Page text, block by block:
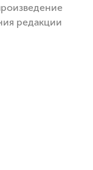
редакции